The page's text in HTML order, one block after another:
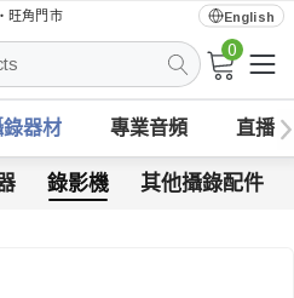
旺角門市 English
0
錄器材 專業音頻 直播
錄影機 其他攝錄配件